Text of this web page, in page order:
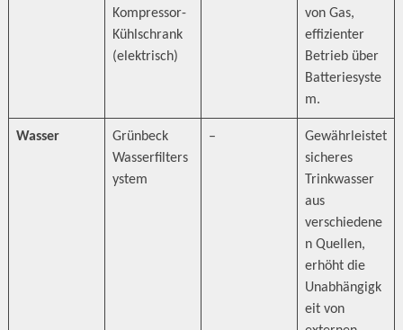
Kompressor-
Kühlschrank
(elektrisch)
von Gas,
effizienter
Betrieb über
Batteriesyste
m.
Wasser
Grünbeck
Wasserfilters
ystem
–
Gewährleistet
sicheres
Trinkwasser
aus
verschiedene
n Quellen,
erhöht die
Unabhängigk
eit von